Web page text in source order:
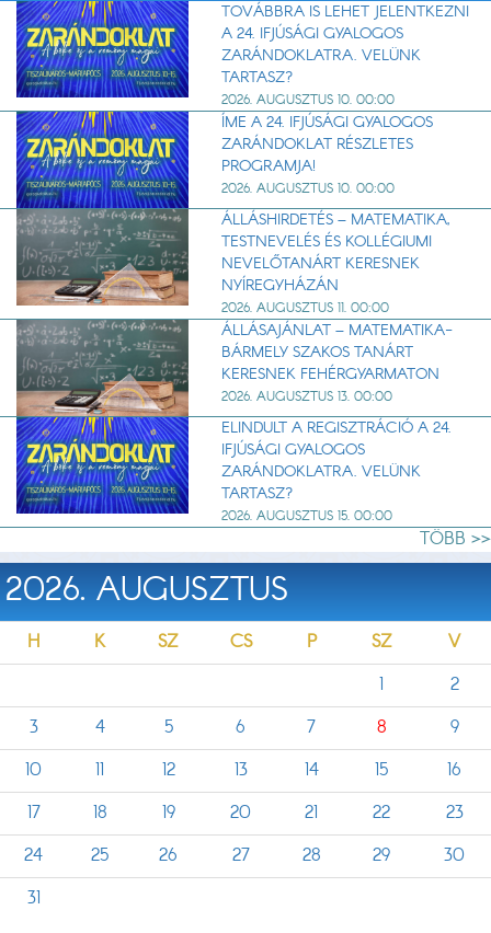
TOVÁBBRA IS LEHET JELENTKEZNI
A 24. IFJÚSÁGI GYALOGOS
ZARÁNDOKLATRA. VELÜNK
TARTASZ?
2026. AUGUSZTUS 10. 00:00
ÍME A 24. IFJÚSÁGI GYALOGOS
ZARÁNDOKLAT RÉSZLETES
PROGRAMJA!
2026. AUGUSZTUS 10. 00:00
ÁLLÁSHIRDETÉS – MATEMATIKA,
TESTNEVELÉS ÉS KOLLÉGIUMI
NEVELŐTANÁRT KERESNEK
NYÍREGYHÁZÁN
2026. AUGUSZTUS 11. 00:00
ÁLLÁSAJÁNLAT – MATEMATIKA-
BÁRMELY SZAKOS TANÁRT
KERESNEK FEHÉRGYARMATON
2026. AUGUSZTUS 13. 00:00
ELINDULT A REGISZTRÁCIÓ A 24.
IFJÚSÁGI GYALOGOS
ZARÁNDOKLATRA. VELÜNK
TARTASZ?
2026. AUGUSZTUS 15. 00:00
TÖBB >>
2026. AUGUSZTUS
H K SZ CS P SZ
V
1
2
3
4 5 6 7 8
9
10
11 12 13 14 15
16
17
18 19 20 21 22
23
24
25 26 27 28 29
30
31